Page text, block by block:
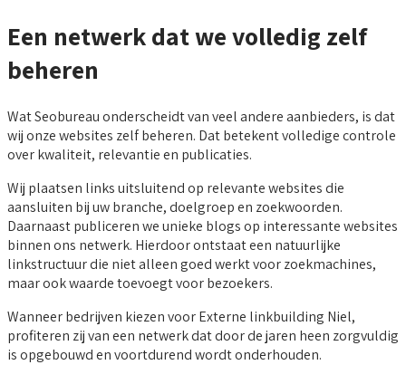
Een netwerk dat we volledig zelf
beheren
Wat Seobureau onderscheidt van veel andere aanbieders, is dat
wij onze websites zelf beheren. Dat betekent volledige controle
over kwaliteit, relevantie en publicaties.
Wij plaatsen links uitsluitend op relevante websites die
aansluiten bij uw branche, doelgroep en zoekwoorden.
Daarnaast publiceren we unieke blogs op interessante websites
binnen ons netwerk. Hierdoor ontstaat een natuurlijke
linkstructuur die niet alleen goed werkt voor zoekmachines,
maar ook waarde toevoegt voor bezoekers.
Wanneer bedrijven kiezen voor Externe linkbuilding Niel,
profiteren zij van een netwerk dat door de jaren heen zorgvuldig
is opgebouwd en voortdurend wordt onderhouden.